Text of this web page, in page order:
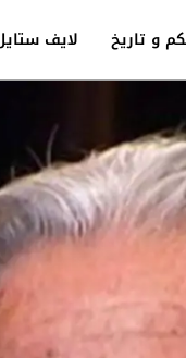
لايف و تاريخ